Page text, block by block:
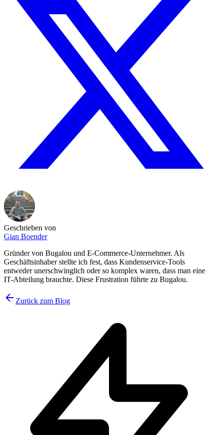
Geschrieben von
Gian Boender
Gründer von Bugalou und E-Commerce-Unternehmer. Als
Geschäftsinhaber stellte ich fest, dass Kundenservice-Tools
entweder unerschwinglich oder so komplex waren, dass man eine
IT-Abteilung brauchte. Diese Frustration führte zu Bugalou.
Zurück zum Blog